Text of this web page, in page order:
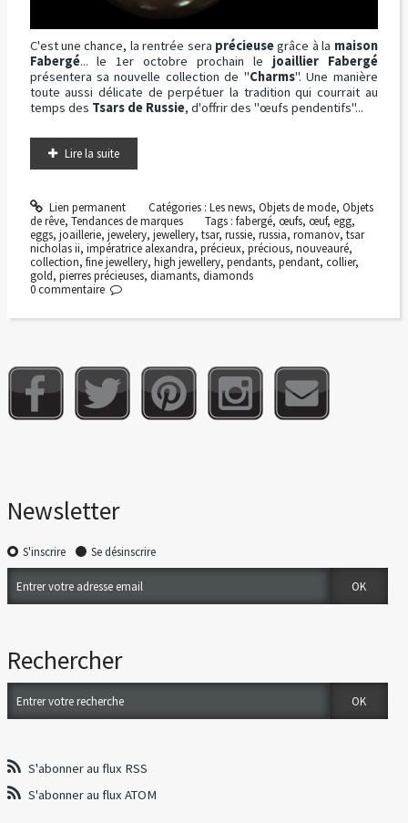
C'est une chance, la rentrée sera précieusegrâce à la maison
Fabergé... le 1er octobre prochain le joaillier Fabergé
présentera sa nouvelle collection de "Charms". Une manière
toute aussi délicate de perpétuer la tradition qui courrait au
temps des Tsars de Russie, d'offrir des "œufs pendentifs"...
Lire la suite
Lien permanent Catégories : Les news, Objets de mode, Objets
de rêve, Tendances de marques Tags :fabergé,œufs,œuf,egg,
eggs, joaillerie, jewelery, jewellery, tsar, russie, russia, romanov, tsar
nicholas ii, impératrice alexandra, précieux, précious, nouveauré,
collection, fine jewellery, high jewellery, pendants, pendant, collier,
gold, pierres précieuses, diamants, diamonds
0 commentaire
Newsletter
S'inscrire Se désinscrire
Rechercher
S'abonner au flux RSS
S'abonner au flux ATOM